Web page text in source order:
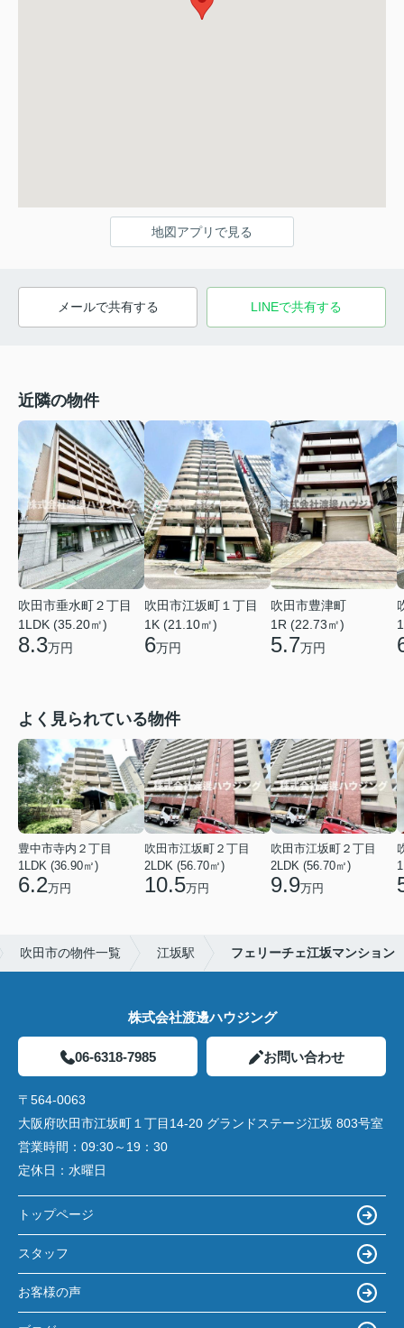
地図アプリで見る
メールで共有する LINEで共有する
近隣の物件
吹田市垂水町２丁目
1LDK (35.20㎡)
8.3万円
吹田市江坂町１丁目
1K (21.10㎡)
6万円
吹田市豊津町
1R (22.73㎡)
5.7万円
よく見られている物件
豊中市寺内２丁目
1LDK (36.90㎡)
6.2万円
吹田市江坂町２丁目
2LDK (56.70㎡)
10.5万円
吹田市江坂町２丁目
2LDK (56.70㎡)
9.9万円
吹田市の物件一覧 江坂駅 フェリーチェ江坂マンション
株式会社渡邊ハウジング
06-6318-7985 お問い合わせ
〒564-0063
大阪府吹田市江坂町１丁目14‐20 グランドステージ江坂 803号室
営業時間： 09:30～19：30
定休日： 水曜日
トップページ
スタッフ
お客様の声